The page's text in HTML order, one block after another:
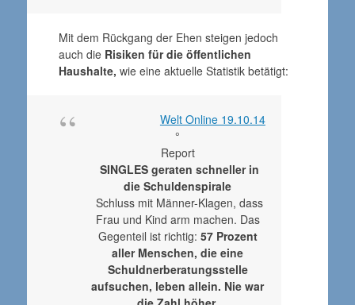
Mit dem Rückgang der Ehen steigen jedoch
auch die Risiken für die öffentlichen
Haushalte, wie eine aktuelle Statistik betätigt:
Welt Online 19.10.14
°
Report
SINGLES geraten schneller in
die Schuldenspirale
Schluss mit Männer-Klagen, dass
Frau und Kind arm machen. Das
Gegenteil ist richtig: 57 Prozent
aller Menschen, die eine
Schuldnerberatungsstelle
aufsuchen, leben allein. Nie war